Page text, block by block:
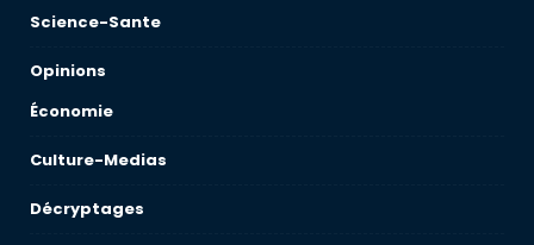
Science-Sante
Opinions
Économie
Culture-Medias
Décryptages